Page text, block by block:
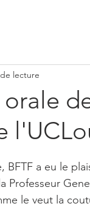
lecture
BFTF a eu le
Professeur
le veut la